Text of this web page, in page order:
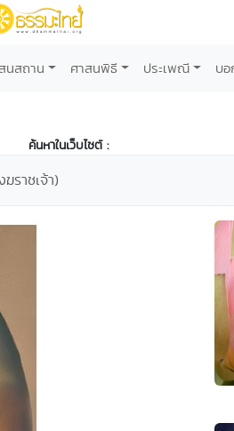
นสถาน ศาสนพิธี ประเพณี บ
ค้นหาในเว็บไซต์ :
ราชเจ้า)